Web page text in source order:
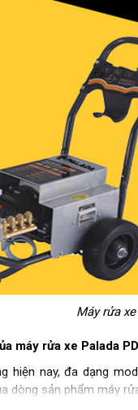
Máy rửa
máy rửa xe Palada
hiện nay, đa dạng
dòng sản phẩm máy